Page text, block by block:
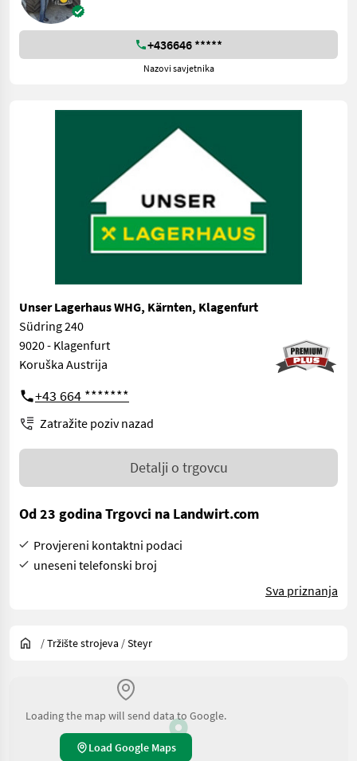
+436646 *****
Nazovi savjetnika
Unser Lagerhaus WHG, Kärnten, Klagenfurt
Südring 240
9020 - Klagenfurt
Koruška Austrija
+43 664 *******
Zatražite poziv nazad
Detalji o trgovcu
Od 23 godina Trgovci na Landwirt.com
Provjereni kontaktni podaci
uneseni telefonski broj
Sva priznanja
/Tržište strojeva /Steyr
Loading the map will send data to Google.
Load Google Maps